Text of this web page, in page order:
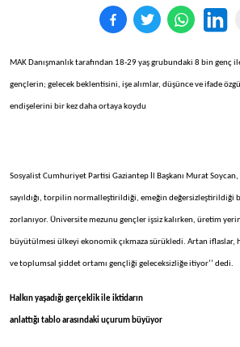
MAK Danışmanlık tarafından 18-29 yaş grubundaki 8 bin genç ile
gençlerin; gelecek beklentisini, işe alımlar, düşünce ve ifade
endişelerini bir kez daha ortaya koydu
Sosyalist Cumhuriyet Partisi Gaziantep İl Başkanı Murat Soycan,
sayıldığı, torpilin normalleştirildiği, emeğin değersizleştirildiği
zorlanıyor. Üniversite mezunu gençler işsiz kalırken, üretim
büyütülmesi ülkeyi ekonomik çıkmaza sürükledi. Artan iflaslar,
ve toplumsal şiddet ortamı gençliği geleceksizliğe itiyor’’ dedi.
Halkın yaşadığı gerçeklik ile iktidarın
anlattığı tablo arasındaki uçurum büyüyor